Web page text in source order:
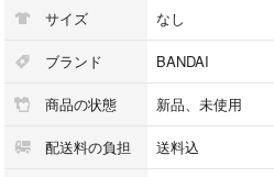
サイズ なし
ブランド BANDAI
商品の状態 新品、未使用
配送料の負担 送料込